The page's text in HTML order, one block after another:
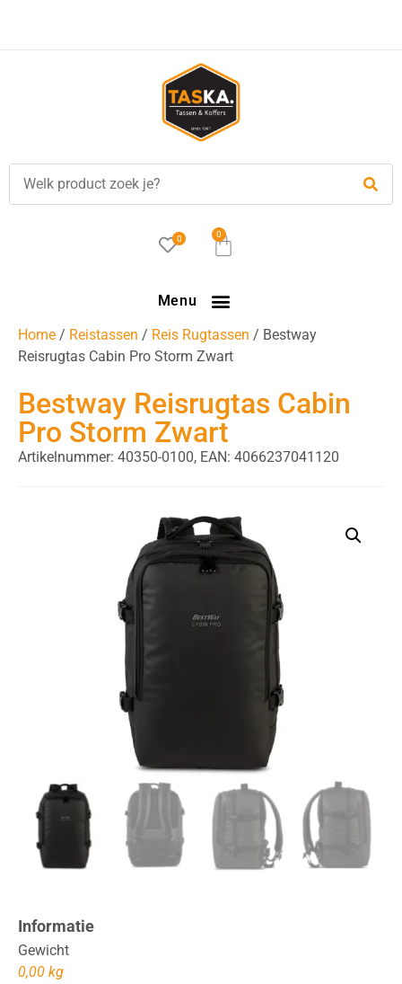
0 0
Menu
Home / Reistassen / Reis Rugtassen / Bestway
Reisrugtas Cabin Pro Storm Zwart
Bestway Reisrugtas Cabin
Pro Storm Zwart
Artikelnummer: 40350-0100, EAN: 4066237041120
Informatie
Gewicht
0,00 kg